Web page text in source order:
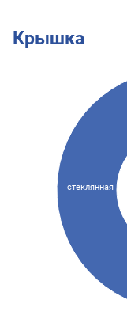
Крышка
стеклянная